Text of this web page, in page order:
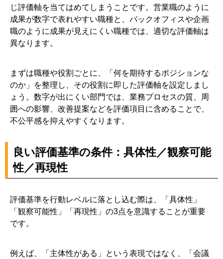
じ評価軸を当てはめてしまうことです。営業職のように
成果が数字で表れやすい職種と、バックオフィスや企画
職のように成果が見えにくい職種では、適切な評価軸は
異なります。
まずは職種や役割ごとに、「何を期待するポジションな
のか」を整理し、その役割に即した評価軸を設定しまし
ょう。数字が出にくい部門では、業務プロセスの質、周
囲への影響、改善提案などを評価項目に含めることで、
不公平感を抑えやすくなります。
良い評価基準の条件：具体性／観察可能
性／再現性
評価基準を行動レベルに落とし込む際は、「具体性」
「観察可能性」「再現性」の3点を意識することが重要
です。
例えば、「主体性がある」という表現ではなく、「会議